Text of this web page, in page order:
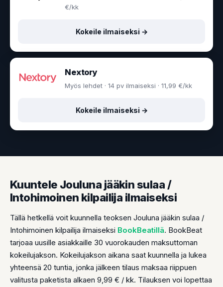
€/kk
Kokeile ilmaiseksi →
Nextory
Myös lehdet · 14 pv ilmaiseksi · 11,99 €/kk
Kokeile ilmaiseksi →
Kuuntele Jouluna jääkin sulaa /
Intohimoinen kilpailija ilmaiseksi
Tällä hetkellä voit kuunnella teoksen Jouluna jääkin sulaa /
Intohimoinen kilpailija ilmaiseksi BookBeatillä. BookBeat
tarjoaa uusille asiakkaille 30 vuorokauden maksuttoman
kokeilujakson. Kokeilujakson aikana saat kuunnella ja lukea
yhteensä 20 tuntia, jonka jälkeen tilaus maksaa riippuen
valitusta paketista alkaen 9,99 € / kk. Tilauksen voi lopettaa